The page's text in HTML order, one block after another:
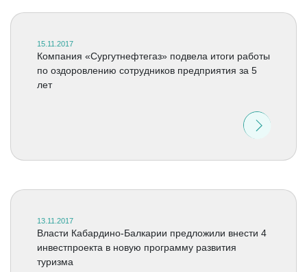
15.11.2017
Компания «Сургутнефтегаз» подвела итоги работы
по оздоровлению сотрудников предприятия за 5
лет
13.11.2017
Власти Кабардино-Балкарии предложили внести 4
инвестпроекта в новую программу развития
туризма